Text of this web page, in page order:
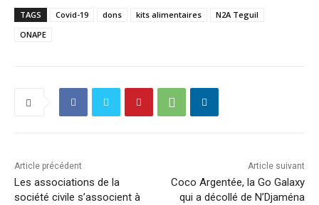
TAGS Covid-19 dons kits alimentaires
N2A Teguil
ONAPE
Article précédent
Les associations de la
société civile s’associent à
Article suivant
Coco Argentée, la Go Galaxy
qui a décollé de N’Djaména